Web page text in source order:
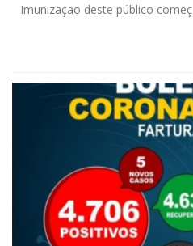
Imunização deste público